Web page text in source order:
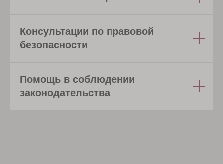
Консультации по правовой
безопасности
Помощь в соблюдении
законодательства